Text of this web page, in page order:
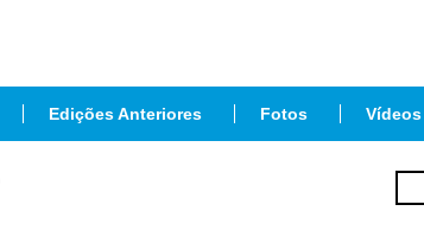
Edições Anteriores Fotos Vídeos